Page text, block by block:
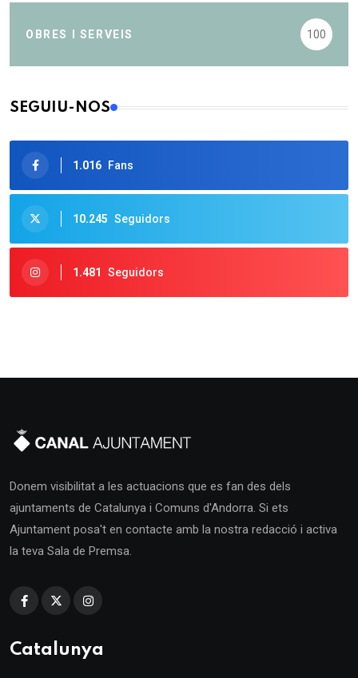
OBRES I SERVEIS 100
SEGUIU-NOS
1.016 Fans
10.245 Seguidors
1.481 Seguidors
Donem visibilitat a les actuacions que es fan des dels
ajuntaments de Catalunya i Comuns d'Andorra. Si ets
Ajuntament posa't en contacte amb la nostra redacció i activa
la teva Sala de Premsa.
Catalunya